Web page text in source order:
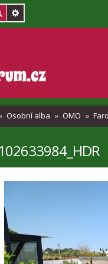
Osobní alba OMO